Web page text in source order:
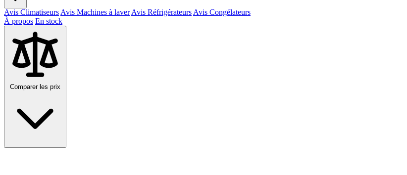
Avis Climatiseurs Avis Machines à laver Avis Réfrigérateurs Avis Congélateurs
À propos En stock